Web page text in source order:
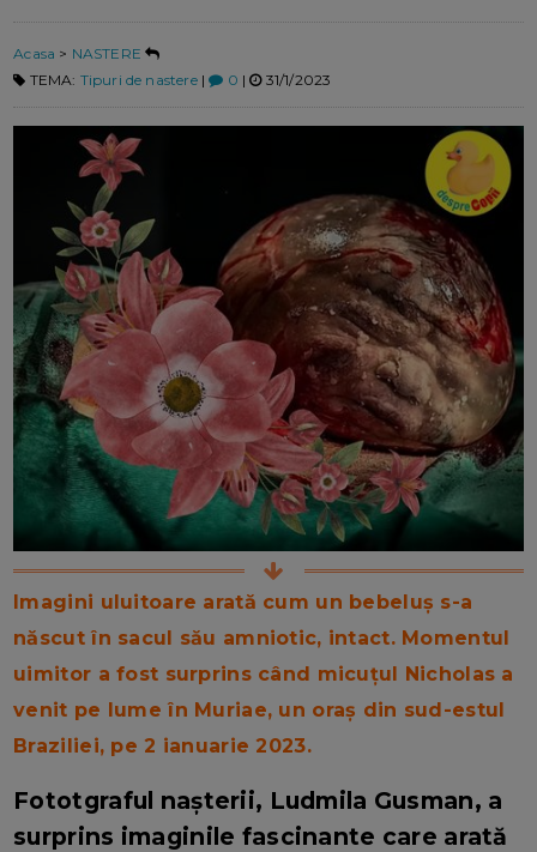
Acasa > NASTERE
TEMA: Tipuri de nastere| 0 | 31/1/2023
Imagini uluitoare arată cum un bebeluș s-a
născut în sacul său amniotic, intact. Momentul
uimitor a fost surprins când micuțul Nicholas a
venit pe lume în Muriae, un oraș din sud-estul
Braziliei, pe 2 ianuarie 2023.
Fototgraful nașterii, Ludmila Gusman, a
surprins imaginile fascinante care arată